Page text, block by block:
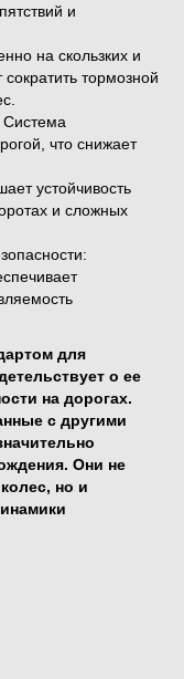
и
на скользких и
тормозной
Система
что снижает
устойчивость
и сложных
для
о ее
на дорогах.
с другими
Они не
но и